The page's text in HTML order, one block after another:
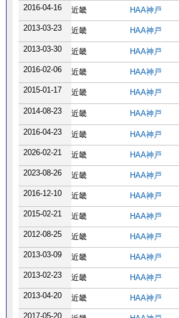
2016-04-16
近畿 HAA神戸
2013-03-23
近畿 HAA神戸
2013-03-30 近畿 HAA神戸
2016-02-06
近畿 HAA神戸
2015-01-17
近畿 HAA神戸
2014-08-23 近畿 HAA神戸
2016-04-23 近畿 HAA神戸
2026-02-21
近畿 HAA神戸
2023-08-26
近畿 HAA神戸
2016-12-10
近畿 HAA神戸
2015-02-21
近畿 HAA神戸
2012-08-25
近畿 HAA神戸
2013-03-09
近畿 HAA神戸
2013-02-23
近畿 HAA神戸
2013-04-20
近畿 HAA神戸
2017-05-20